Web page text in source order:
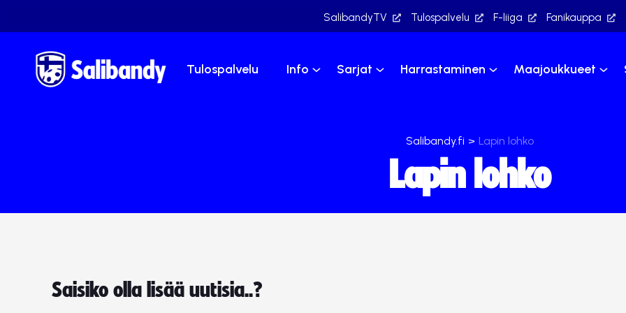
SalibandyTV Tulospalvelu F-liiga Fanikauppa
Tulospalvelu Info Sarjat Harrastaminen Maajoukkueet
Salibandy.fi > Lapin lohko
Lapin lohko
Saisiko olla lisää uutisia..?